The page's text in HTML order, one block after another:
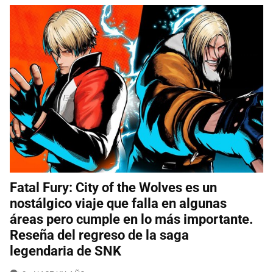
Fatal Fury: City of the Wolves es un
nostálgico viaje que falla en algunas
áreas pero cumple en lo más importante.
Reseña del regreso de la saga
legendaria de SNK